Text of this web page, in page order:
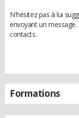
N'hésitez pas à lui
envoyant un
contacts.
Formations